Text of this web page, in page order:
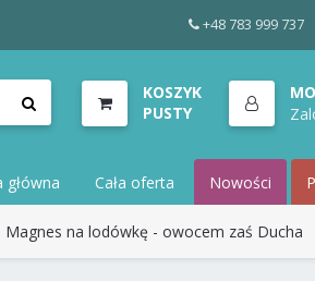
+48 783 999 737
KOSZYK
PUSTY
główna Cała oferta Nowości
Magnes na lodówkę - owocem zaś Ducha